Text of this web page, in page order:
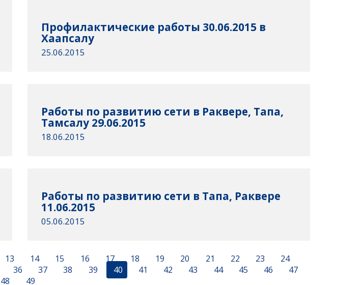
Профилактические работы 30.06.2015 в
Хаапсалу
25.06.2015
Работы по развитию сети в Раквере, Тапа,
Тамсалу 29.06.2015
18.06.2015
Работы по развитию сети в Тапа, Раквере
11.06.2015
05.06.2015
13 14 15 16 17 18 19 20 21 22 23
24
36 37 38 39 40 41 42 43 44 45 46
47
48
49